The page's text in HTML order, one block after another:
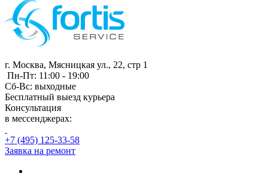
г. Москва, Мясницкая ул., 22, стр 1
Пн-Пт: 11:00 - 19:00
Сб-Вс: выходные
Бесплатный выезд курьера
Консультация
в мессенджерах:
+7 (495) 125-33-58
Заявка на ремонт